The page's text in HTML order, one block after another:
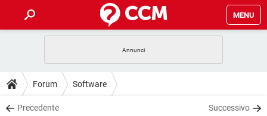
MENU
INTRATTENIMENTO
iOS
GUIDE
COVID-19
DOWNLOAD
Forum Software
Precedente Successivo